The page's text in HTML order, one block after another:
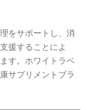
をサポートし、消
援することによ
す。ホワイトラベ
サプリメントブラ